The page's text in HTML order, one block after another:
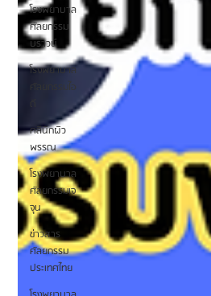
โรงพยาบาล
ศัลยกรรม
บราวน์
โรงพยาบาล
ศัลยกรรมไอ
คลินิกผิว
พรรณ
โรงพยาบาล
ศัลยกรรมเจ
จุน
ข่าวสาร
ศัลยกรรม
ประเทศไทย